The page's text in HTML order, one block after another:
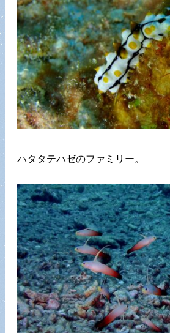
ハタタテハゼのファミリー。